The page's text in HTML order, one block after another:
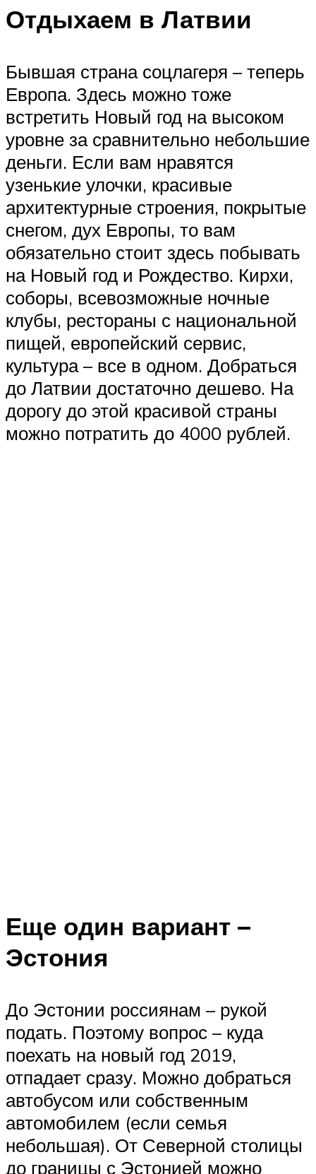
Отдыхаем в Латвии
Бывшая страна соцлагеря – теперь
Европа. Здесь можно тоже
встретить Новый год на высоком
уровне за сравнительно небольшие
деньги. Если вам нравятся
узенькие улочки, красивые
архитектурные строения, покрытые
снегом, дух Европы, то вам
обязательно стоит здесь побывать
на Новый год и Рождество. Кирхи,
соборы, всевозможные ночные
клубы, рестораны с национальной
пищей, европейский сервис,
культура – все в одном. Добраться
до Латвии достаточно дешево. На
дорогу до этой красивой страны
можно потратить до 4000 рублей.
Еще один вариант –
Эстония
До Эстонии россиянам – рукой
подать. Поэтому вопрос – куда
поехать на новый год 2019,
отпадает сразу. Можно добраться
автобусом или собственным
автомобилем (если семья
небольшая). От Северной столицы
до границы с Эстонией можно